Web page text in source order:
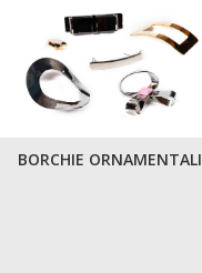
BORCHIE ORNAMENTALI